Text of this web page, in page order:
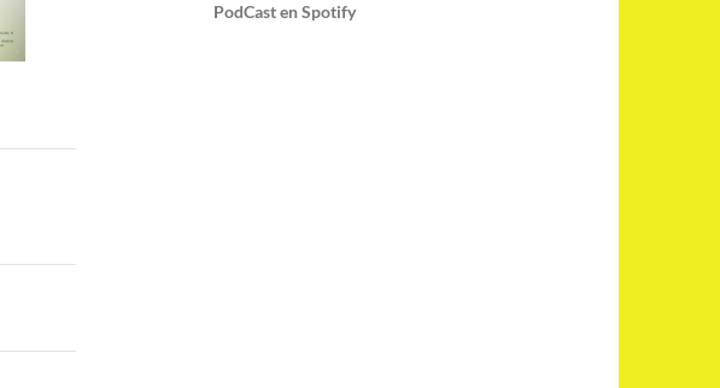
PodCast en Spotify